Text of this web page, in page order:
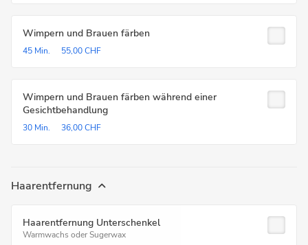
Wimpern und Brauen färben
45 Min. 55,00 CHF
Wimpern und Brauen färben während einer
Gesichtbehandlung
30 Min. 36,00 CHF
Haarentfernung
Haarentfernung Unterschenkel
Warmwachs oder Sugerwax